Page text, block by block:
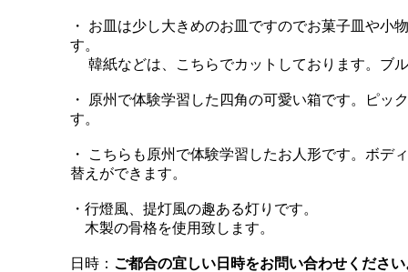
・ お皿は少し大きめのお皿ですのでお菓子皿や小
す。
韓紙などは、こちらでカットしております。ブ
・ 原州で体験学習した四角の可愛い箱です。ピッ
す。
・ こちらも原州で体験学習したお人形です。ボデ
替えができます。
・行燈風、提灯風の趣ある灯りです。
木製の骨格を使用致します。
日時： ご都合の宜しい日時をお問い合わせください